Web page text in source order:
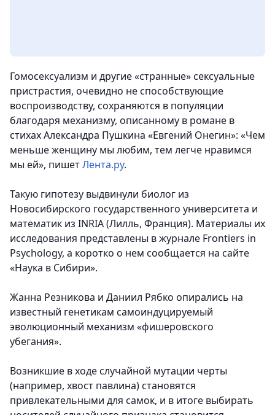
Гомосексуализм и другие «странные» сексуальные
пристрастия, очевидно не способствующие
воспроизводству, сохраняются в популяции
благодаря механизму, описанному в романе в
стихах Александра Пушкина «Евгений Онегин»: «Чем
меньше женщину мы любим, тем легче нравимся
мы ей», пишетЛента.ру.
Такую гипотезу выдвинули биолог из
Новосибирского государственного университета и
математик из INRIA (Лилль, Франция). Материалы их
исследования представлены в журнале Frontiers in
Psychology, а коротко о нем сообщается на сайте
«Наука в Сибири».
Жанна Резникова и Даниил Рябко опирались на
известный генетикам самоиндуцируемый
эволюционный механизм «фишеровского
убегания».
Возникшие в ходе случайной мутации черты
(например, хвост павлина) становятся
привлекательными для самок, и в итоге выбирать